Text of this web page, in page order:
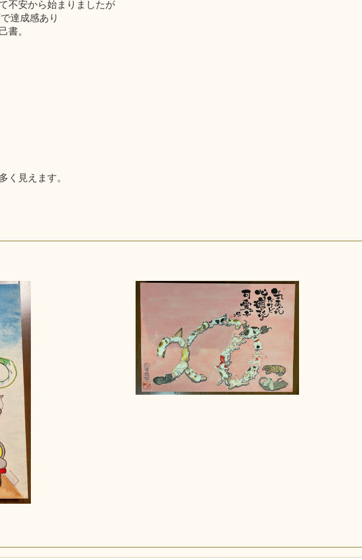
不安から始まりましたが
達成感あり
。
見えます。